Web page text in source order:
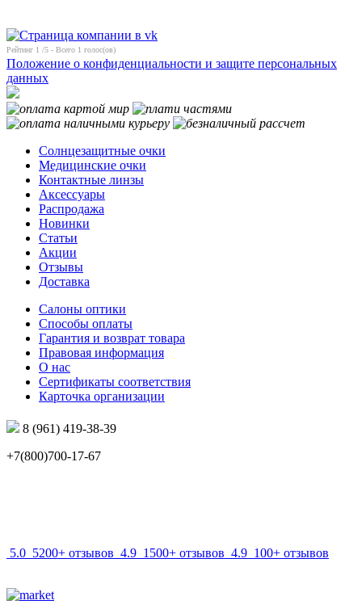
Рейтинг 1 /5 - Всего 1 голос(ов)
Положение о конфиденциальности и защите персональных
данных
Солнцезащитные очки
Медицинские очки
Контактные линзы
Аксессуары
Распродажа
Новинки
Статьи
Акции
Отзывы
Доставка
Салоны оптики
Способы оплаты
Гарантия и возврат товара
Правовая информация
О нас
Сертификаты соответствия
Карточка организации
8 (961) 419-38-39
+7(800)700-17-67
5.0 5200+ отзывов 4.9 1500+ отзывов 4.9 100+ отзывов